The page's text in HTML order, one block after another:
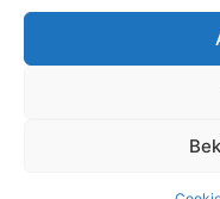
Vul hier je
GRATIS
ontvangen